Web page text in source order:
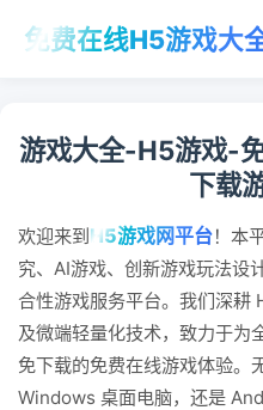
免费在线H5游戏大
游戏大全-H5游戏-
下载
欢迎来到H5游戏网平台！本
究、AI游戏、创新游戏玩法设
合性游戏服务平台。我们深耕
及微端轻量化技术，致力于为
免下载的免费在线游戏体验。
Windows 桌面电脑，还是